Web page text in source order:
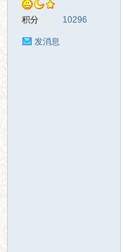
积分 10296
发消息